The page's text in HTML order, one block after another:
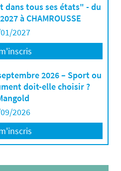
tous ses états" - du
à CHAMROUSSE
2027
2026 – Sport ou
doit-elle choisir ?
2026